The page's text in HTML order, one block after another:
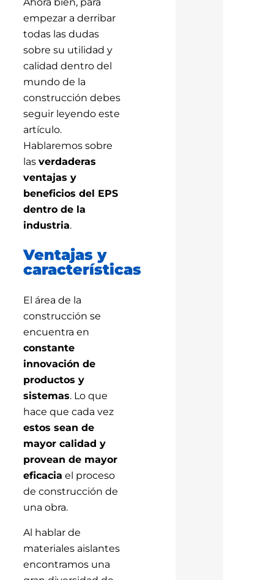
empezar a derribar
todas las dudas
sobre su utilidad y
calidad dentro del
mundo de la
construcción debes
seguir leyendo este
artículo.
Hablaremos sobre
las verdaderas
ventajas y
beneficios del EPS
dentro de la
industria.
Ventajas y
características
El área de la
construcción se
encuentra en
constante
innovación de
productos y
sistemas. Lo que
hace que cada vez
estos sean de
mayor calidad y
provean de mayor
eficacia el proceso
de construcción de
una obra.
Al hablar de
materiales aislantes
encontramos una